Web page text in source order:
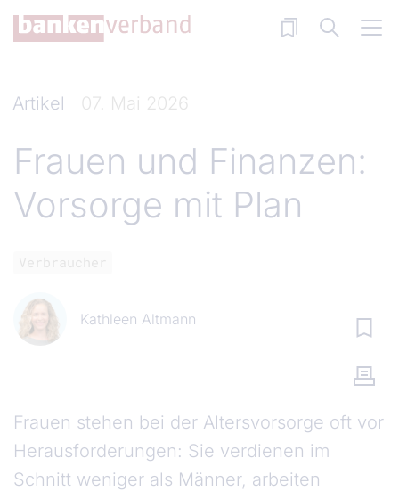
Direkt zum Inhalt
Artikel 07. Mai 2026
Frauen und Finanzen:
Vorsorge mit Plan
Kathleen Altmann
Frauen stehen bei der Altersvorsorge oft vor
Herausforderungen: Sie verdienen im
Schnitt weniger als Männer, arbeiten